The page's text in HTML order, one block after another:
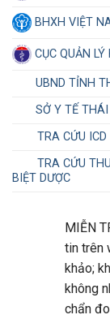
BHXH VIỆT
CỤC QUẢN LÝ
UBND TỈNH
SỞ Y TẾ THÁI
TRA CỨU ICD
TRA CỨU
BIỆT DƯỢC
MIỄN
tin trên
khảo;
không
chẩn